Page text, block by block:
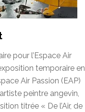
pour l’Espace Air
temporaire en
Air Passion (EAP)
peintre angevin,
titrée « De l’Air, de